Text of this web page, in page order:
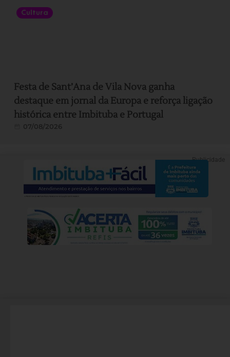
Cultura
Festa de Sant’Ana de Vila Nova ganha
destaque em jornal da Europa e reforça ligação
histórica entre Imbituba e Portugal
07/08/2026
Publicidade